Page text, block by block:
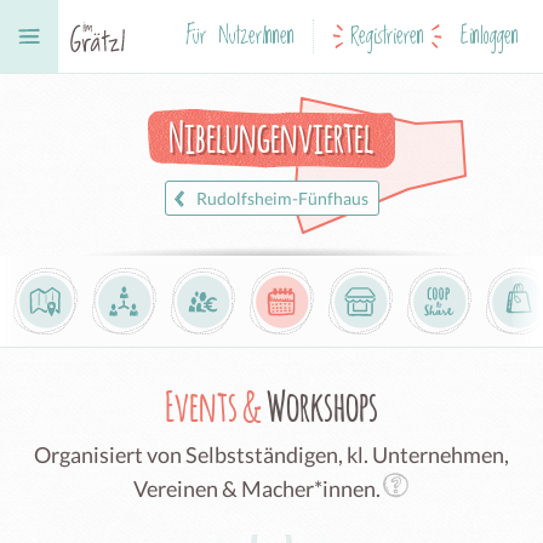
Für NutzerInnen Registrieren Einloggen
Nibelungenviertel
Rudolfsheim-Fünfhaus
Events &Workshops
Organisiert von Selbstständigen, kl. Unternehmen,
Vereinen & Macher*innen.